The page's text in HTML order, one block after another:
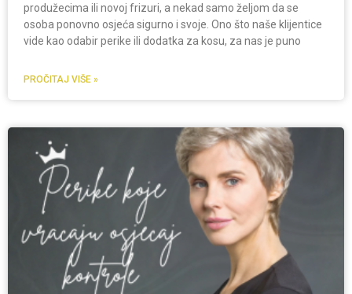
produžecima ili novoj frizuri, a nekad samo željom da se
osoba ponovno osjeća sigurno i svoje. Ono što naše klijentice
vide kao odabir perike ili dodatka za kosu, za nas je puno
PROČITAJ VIŠE »